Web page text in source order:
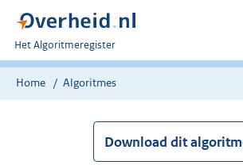
U
bent
nu
Het Algoritmeregister
Home Algoritmes
Download dit